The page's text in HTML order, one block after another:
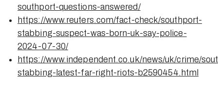
southport-questions-answered/
https://www.reuters.com/fact-check/southport-
stabbing-suspect-was-born-uk-say-police-
2024-07-30/
https://www.independent.co.uk/news/uk/crime/
stabbing-latest-far-right-riots-b2590454.html